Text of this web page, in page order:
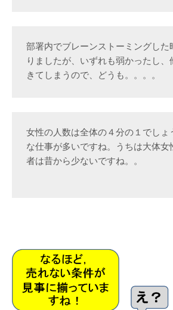
部署内でブレーンストーミングした
りましたが、いずれも弱かったし、
きてしまうので、どうも。。。。
女性の人数は全体の４分の１でしょ
な仕事が多いですね。うちは大体女
者は昔から少ないですね。。